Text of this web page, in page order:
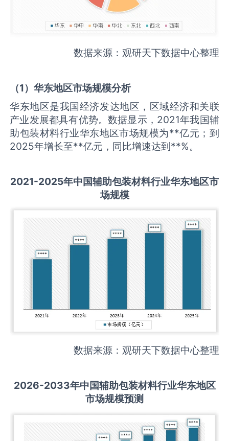
数据来源：观研天下数据中心整理
（1）华东地区市场规模分析
华东地区是我国经济发达地区，区域经济和关联
产业发展都具有优势。数据显示，2021年我国辅
助包装材料行业华东地区市场规模为**亿元；到
2025年增长至**亿元，同比增速达到**%。
2021-2025年中国辅助包装材料行业华东地区市
场规模
数据来源：观研天下数据中心整理
2026-2033年中国辅助包装材料行业华东地区
市场规模预测